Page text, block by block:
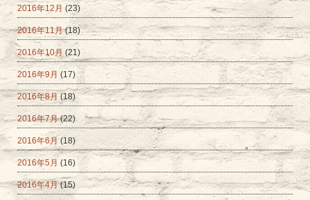
2016年12月 (23)
2016年11月(18)
2016年10月 (21)
2016年9月 (17)
2016年8月 (18)
2016年7月(22)
2016年6月 (18)
2016年5月 (16)
2016年4月(15)